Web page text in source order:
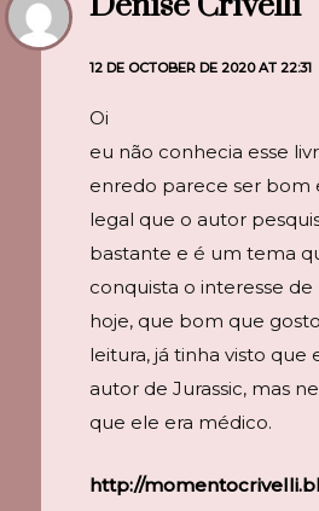
12 DE OCTOBER DE 2020 AT 22:31
Oi
eu não conhecia esse
enredo parece ser bom
legal que o autor
bastante e é um tema
conquista o interesse
hoje, que bom que
leitura, já tinha visto que
autor de Jurassic, mas
que ele era médico.
http://